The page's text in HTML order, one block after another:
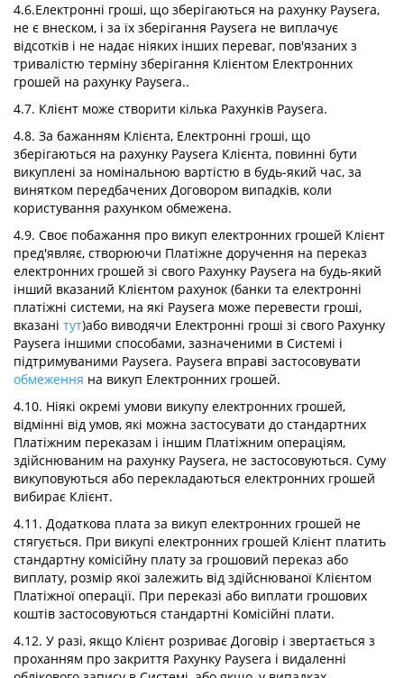
4.6.Електронні гроші, що зберігаються на рахунку Paysera,
не є внеском, і за їх зберігання Paysera не виплачує
відсотків і не надає ніяких інших переваг, пов'язаних з
тривалістю терміну зберігання Клієнтом Електронних
грошей на рахунку Paysera..
4.7. Клієнт може створити кілька Рахунків Paysera.
4.8. За бажанням Клієнта, Електронні гроші, що
зберігаються на рахунку Paysera Клієнта, повинні бути
викуплені за номінальною вартістю в будь-який час, за
винятком передбачених Договором випадків, коли
користування рахунком обмежена.
4.9. Своє побажання про викуп електронних грошей Клієнт
пред'являє, створюючи Платіжне доручення на переказ
електронних грошей зі свого Рахунку Paysera на будь-який
інший вказаний Клієнтом рахунок (банки та електронні
платіжні системи, на які Paysera може перевести гроші,
вказані тут)або виводячи Електронні гроші зі свого Рахунку
Paysera іншими способами, зазначеними в Системі і
підтримуваними Paysera. Paysera вправі застосовувати
обмеження на викуп Електронних грошей.
4.10. Ніякі окремі умови викупу електронних грошей,
відмінні від умов, які можна застосувати до стандартних
Платіжним переказам і іншим Платіжним операціям,
здійснюваним на рахунку Paysera, не застосовуються. Суму
викуповуються або перекладаються електронних грошей
вибирає Клієнт.
4.11. Додаткова плата за викуп електронних грошей не
стягується. При викупі електронних грошей Клієнт платить
стандартну комісійну плату за грошовий переказ або
виплату, розмір якої залежить від здійснюваної Клієнтом
Платіжної операції. При переказі або виплати грошових
коштів застосовуються стандартні Комісійні плати.
4.12. У разі, якщо Клієнт розриває Договір і звертається з
проханням про закриття Рахунку Paysera і видаленні